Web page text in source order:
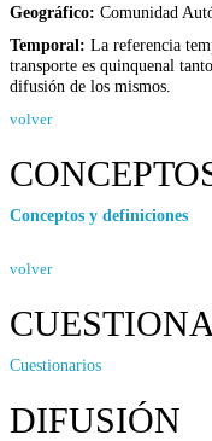
Geográfico: Comunidad
Temporal: La referencia
transporte es quinquenal
difusión de los mismos.
volver
Conceptos y definiciones
volver
Cuestionarios
DIFUSIÓN